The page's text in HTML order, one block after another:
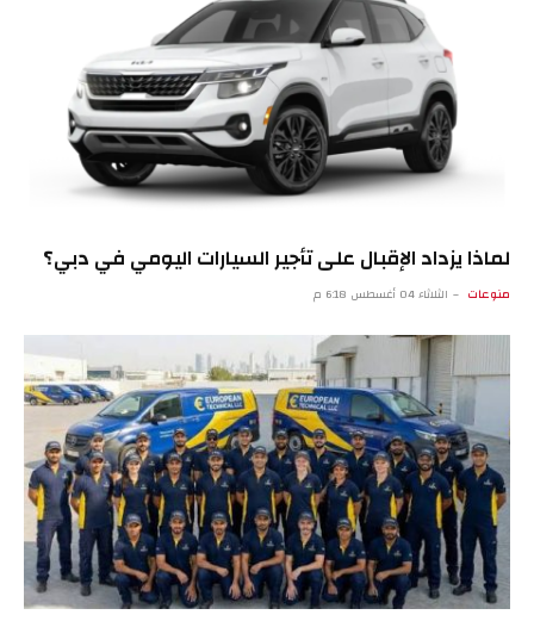
لماذا يزداد الإقبال على تأجير السيارات اليومي في دبي؟
منوعات الثلاثاء 04 أغسطس 6:18 م